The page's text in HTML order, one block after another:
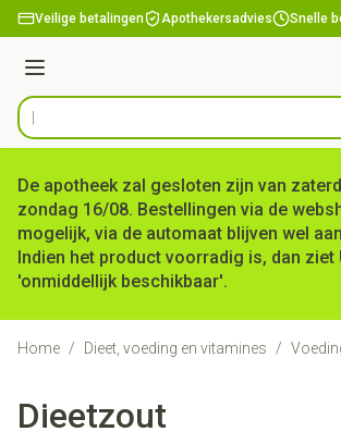
Ga naar de inhoud
Veilige betalingen Apothekersadvies Snelle
Menu
Product, merk, categorie...
De apotheek zal gesloten zijn van
zondag 16/08. Bestellingen via de
mogelijk, via de automaat blijven wel
Indien het product voorradig is, dan ziet
'onmiddellijk beschikbaar'.
Home / Dieet, voeding en vitamines /
Dieetzout